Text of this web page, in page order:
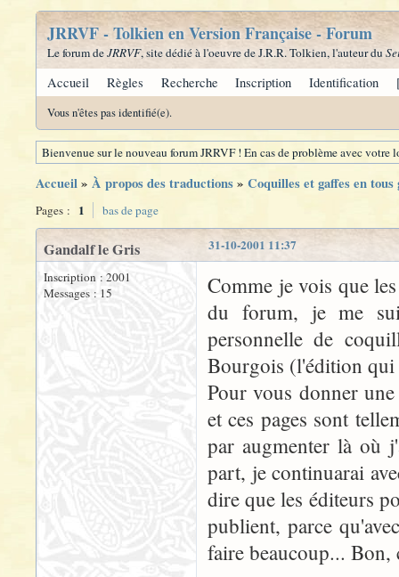
JRRVF - Tolkien en Version Française - Forum
Le forum deJRRVF, site dédié à l'oeuvre de J.R.R. Tolkien, l'auteur du
Accueil Règles Recherche Inscription Identification
Vous n'êtes pas identifié(e).
Bienvenue sur le nouveau forum JRRVF ! En cas de problème avec
Accueil» À propos des traductions» Coquilles et gaffes en tous
Pages : 1 bas de page
31-10-2001 11:37
Gandalf le Gris
Inscription : 2001
Messages : 15
Comme je vois que
du forum, je me
personnelle de
Bourgois (l'édition qui
Pour vous donner
et ces pages sont
par augmenter là où
part, je continuarai
dire que les éditeurs
publient, parce
faire beaucoup... Bon,